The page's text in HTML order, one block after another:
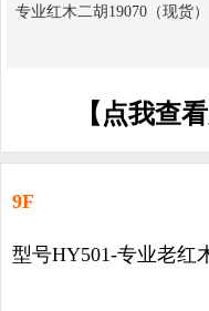
专业红木二胡19070（现货）
【点我查
9F
型号HY501-专业老红